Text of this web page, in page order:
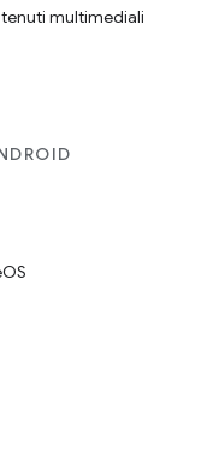
multimediali